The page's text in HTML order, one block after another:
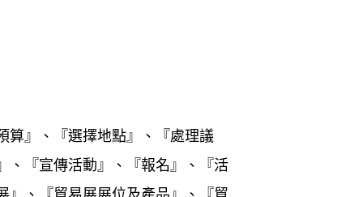
算』、『選擇地點』、『處理議
、『宣傳活動』、『報名』、『活